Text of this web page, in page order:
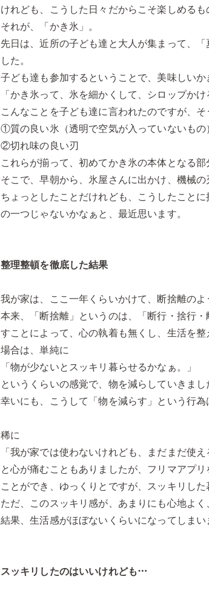
けれども、こうした日々だからこそ楽しめるも
それが、「かき氷」。
先日は、近所の子ども達と大人が集まって、
した。
子ども達も参加するということで、美味しいか
「かき氷って、氷を細かくして、シロップかけ
こんなことを子ども達に言われたのですが、そ
①質の良い氷（透明で空気が入っていないもの）
②切れ味の良い刃
これらが揃って、初めてかき氷の本体となる部
そこで、早朝から、氷屋さんに出かけ、機械の
ちょっとしたことだけれども、こうしたこと
の一つじゃないかなぁと、最近思います。
整理整頓を徹底した結果
我が家は、ここ一年くらいかけて、断捨離のよ
本来、「断捨離」というのは、「断行・捨行
すことによって、心の執着も無くし、生活を
場合は、単純に
「物が少ないとスッキリ暮らせるかなぁ。」
というくらいの感覚で、物を減らしていきまし
幸いにも、こうして「物を減らす」という行為
稀に
「我が家では使わないけれども、まだまだ使え
と心が痛むこともありましたが、フリマアプ
ことができ、ゆっくりとですが、スッキリした
ただ、このスッキリ感が、あまりにも心地よ
結果、生活感がほぼないくらいになってしまい
スッキリしたのはいいけれども…